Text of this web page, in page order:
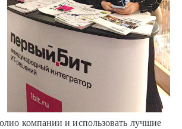
компании и использовать лучшие